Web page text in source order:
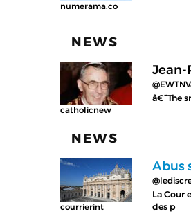
numerama.co
NEWS
catholicnew
Jean-
â€˜The
NEWS
courrierint
Abus
La Cour
des p